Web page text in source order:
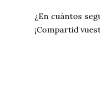
¿En cuántos
¡Compartid